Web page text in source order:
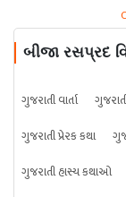
બીજા રસપ્રદ
ગુજરાતી વાર્તા
ગુજરાતી પ્રેરક કથા
ગુજરાતી હાસ્ય કથાઓ